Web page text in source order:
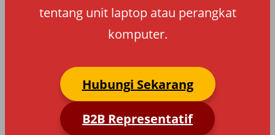
tentang unit laptop atau perangkat
komputer.
Hubungi Sekarang
B2B Representatif